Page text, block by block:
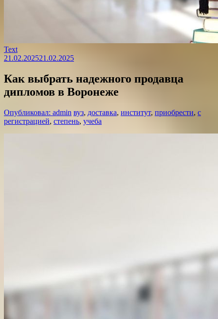
Text
21.02.202521.02.2025
Как выбрать надежного продавца
дипломов в Воронеже
Опубликовал: admin вуз, доставка, институт, приобрести, с
регистрацией, степень, учеба